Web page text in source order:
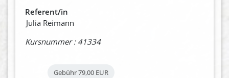
Referent/in
Julia Reimann
Kursnummer : 41334
Gebühr79,00 EUR